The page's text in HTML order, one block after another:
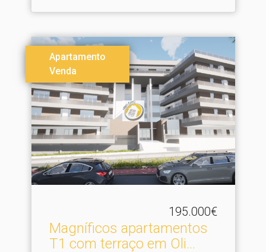
Apartamento
Venda
195.000€
Magníficos apartamentos
T1 com terraço em Oli.​..